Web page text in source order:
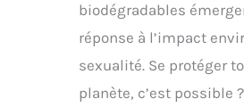
biodégradables
réponse à l’impact
sexualité. Se protéger
planète, c’est possible ?